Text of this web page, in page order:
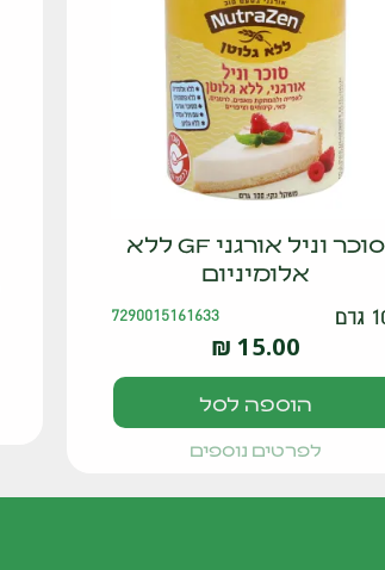
סוכר וניל אורגני GF ללא
אלומיניום
7290015161633
15.00
₪
הוספה לסל
לפרטים נוספים